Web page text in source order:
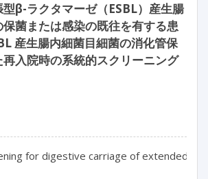
β-ラクタマーゼ（ESBL）産生腸
菌または感染の既往を有する患
産生腸内細菌目細菌の消化管保
入院時の系統的スクリーニング
for digestive carriage of extended-